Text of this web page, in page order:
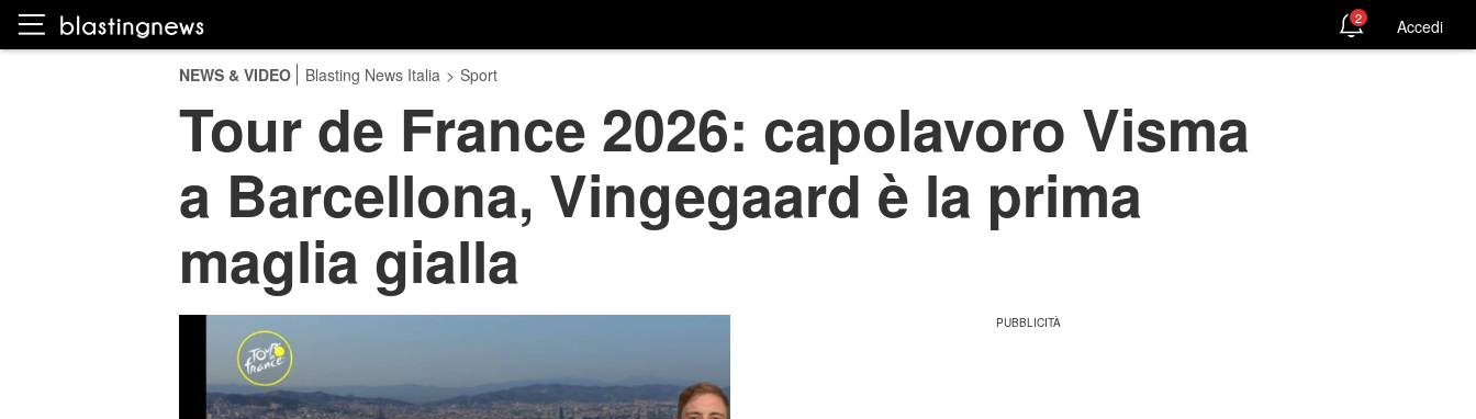
2 Accedi
NEWS & VIDEO Blasting News Italia > Sport
Tour de France 2026: capolavoro Visma
a Barcellona, Vingegaard è la prima
maglia gialla